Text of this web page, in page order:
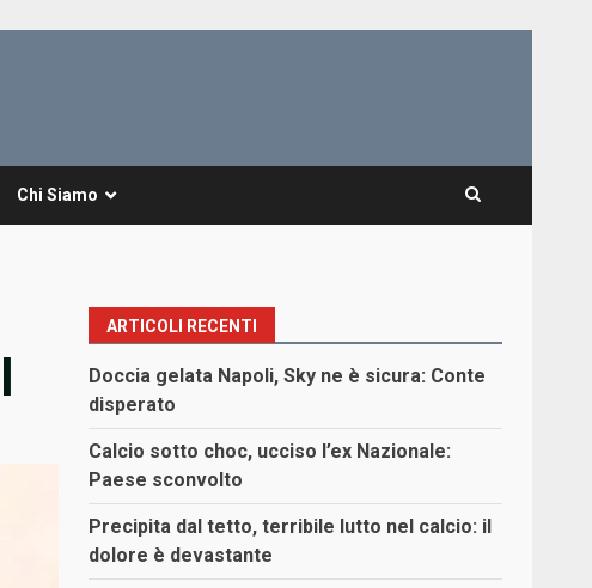
Chi Siamo
ARTICOLI RECENTI
Doccia gelata Napoli, Sky ne è sicura: Conte
disperato
Calcio sotto choc, ucciso l’ex Nazionale:
Paese sconvolto
Precipita dal tetto, terribile lutto nel calcio: il
dolore è devastante